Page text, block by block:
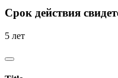
Срок действия
5 лет